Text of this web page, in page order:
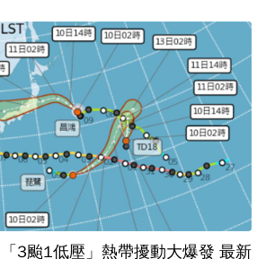
3颱1低壓」熱帶擾動大爆發 最新